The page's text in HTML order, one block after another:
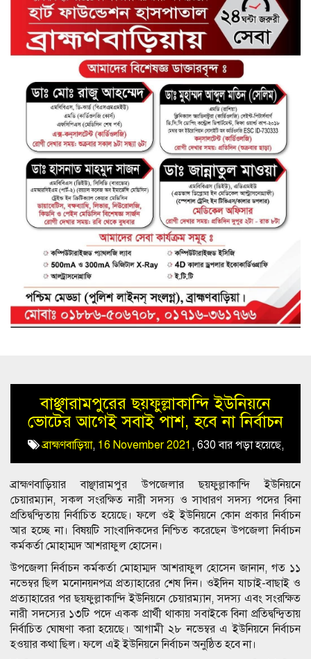
বাঞ্ছারামপুরের ছয়ফুল্লাকান্দি ইউনিয়নে
ভোটের আগেই সবাই পাশ, হবে না নির্বাচন
ব্রাহ্মণবাড়িয়া, 16 November 2021 , 630 বার পড়া হয়েছে,
ব্রাহ্মণবাড়িয়ার বাঞ্ছারামপুর উপজেলার ছয়ফুল্লাকান্দি ইউনিয়নে
চেয়ারম্যান, সকল সংরক্ষিত নারী সদস্য ও সাধারণ সদস্য পদের বিনা
প্রতিদ্বন্দ্বিতায় নির্বাচিত হয়েছে। ফলে ওই ইউনিয়নে কোন প্রকার নির্বাচন
আর হচ্ছে না। বিষয়টি সাংবাদিকদের নিশ্চিত করেছেন উপজেলা নির্বাচন
কর্মকর্তা মোহাম্মদ আশরাফুল হোসেন।
উপজেলা নির্বাচন কর্মকর্তা মোহাম্মদ আশরাফুল হোসেন জানান, গত ১১
নভেম্বর ছিল মনোনয়নপত্র প্রত্যাহারের শেষ দিন। ওইদিন যাচাই-বাছাই ও
প্রত্যাহারের পর ছয়ফুল্লাকান্দি ইউনিয়নে চেয়ারম্যান, সদস্য এবং সংরক্ষিত
নারী সদস্যের ১৩টি পদে একক প্রার্থী থাকায় সবাইকে বিনা প্রতিদ্বন্দ্বিতায়
নির্বাচিত ঘোষণা করা হয়েছে। আগামী ২৮ নভেম্বর এ ইউনিয়নে নির্বাচন
হওয়ার কথা ছিল। ফলে এই ইউনিয়নে নির্বাচন অনুষ্ঠিত হবে না।